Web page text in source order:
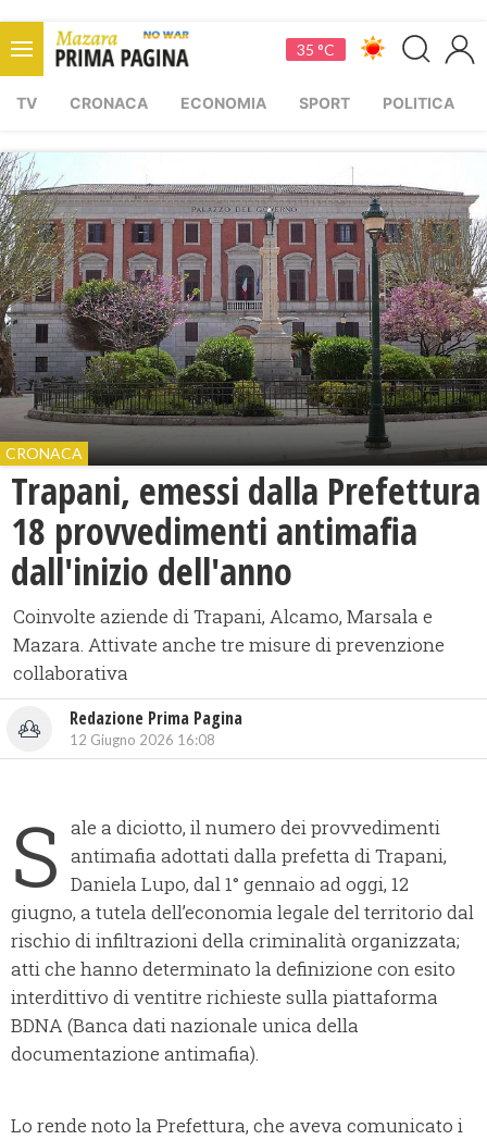
35 °C
TV CRONACA ECONOMIA SPORT POLITICA
CRONACA
Trapani, emessi dalla Prefettura
18 provvedimenti antimafia
dall'inizio dell'anno
Coinvolte aziende di Trapani, Alcamo, Marsala e
Mazara. Attivate anche tre misure di prevenzione
collaborativa
Redazione Prima Pagina
12 Giugno 2026 16:08
S ale a diciotto, il numero dei provvedimenti
antimafia adottati dalla prefetta di Trapani,
Daniela Lupo, dal 1° gennaio ad oggi, 12
giugno, a tutela dell’economia legale del territorio dal
rischio di infiltrazioni della criminalità organizzata;
atti che hanno determinato la definizione con esito
interdittivo di ventitre richieste sulla piattaforma
BDNA (Banca dati nazionale unica della
documentazione antimafia).
Lo rende noto la Prefettura, che aveva comunicato i